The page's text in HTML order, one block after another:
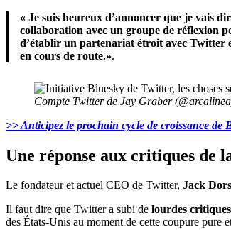
« Je suis heureux d’annoncer que je vais
collaboration avec un groupe de réflexion
d’établir un partenariat étroit avec Twitter
en cours de route.».
Compte Twitter de Jay Graber
>> Anticipez le prochain cycle de croissance
Une réponse aux critiques de
Le fondateur et actuel CEO de Twitter, Jack
Il faut dire que Twitter a subi de lourdes critiques
des États-Unis au moment de cette coupure pure